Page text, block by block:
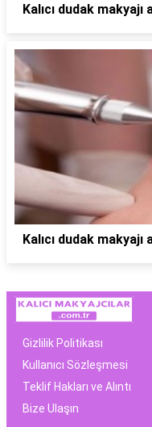
Kalıcı dudak makyajı
Kalıcı dudak
Gizlilik Politikası
Kullanıcı Sözleşmesi
Teklif Hakları ve Alıntı
Bize Ulaşın